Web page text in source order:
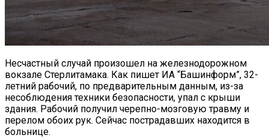
Несчастный случай произошел на железнодорожном
вокзале Стерлитамака. Как пишет ИА “Башинформ”, 32-
летний рабочий, по предварительным данным, из-за
несоблюдения техники безопасности, упал с крыши
здания. Рабочий получил черепно-мозговую травму и
перелом обоих рук. Сейчас пострадавших находится в
больнице.